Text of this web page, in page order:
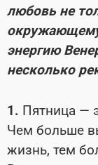
любовь не
энергию
несколько
1. Пятница —
Чем больше
жизнь, тем